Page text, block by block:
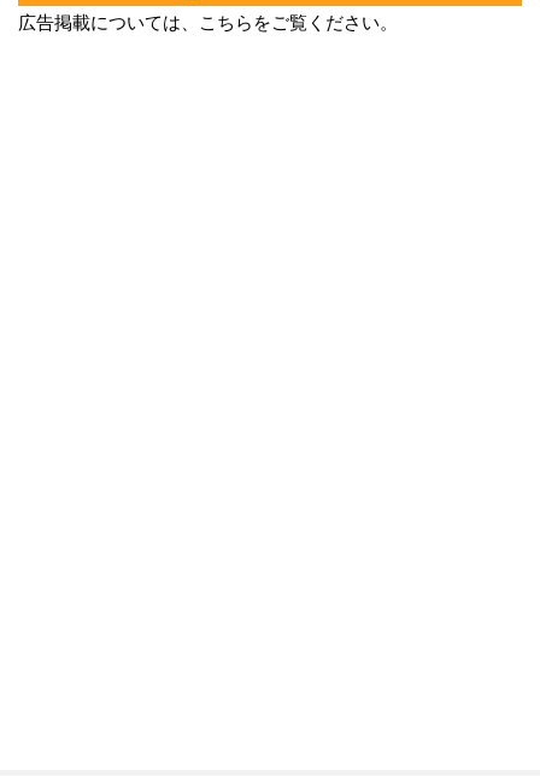
広告掲載については、こちらをご覧ください。